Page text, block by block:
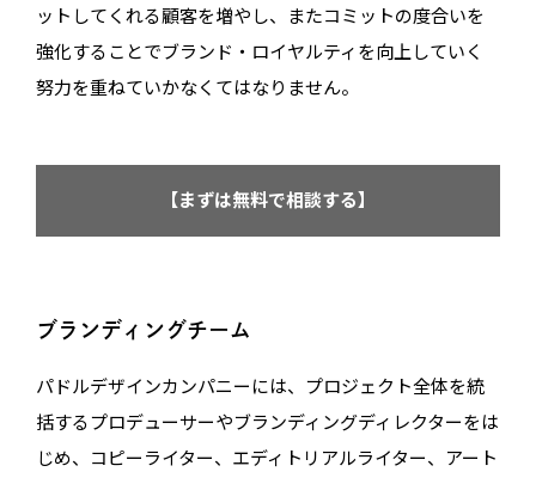
ットしてくれる顧客を増やし、またコミットの度合いを
強化することでブランド・ロイヤルティを向上していく
努力を重ねていかなくてはなりません。
【まずは無料で相談する】
ブランディングチーム
パドルデザインカンパニーには、プロジェクト全体を統
括するプロデューサーやブランディングディレクターをは
じめ、コピーライター、エディトリアルライター、アート